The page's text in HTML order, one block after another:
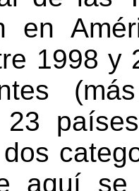
en
1998 y
23
aquí